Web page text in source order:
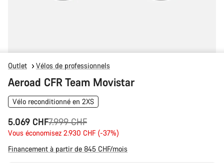
Outlet Vélos de professionnels
Aeroad CFR Team Movistar
Vélo reconditionné en 2XS
5.069 CHF
Prix
d’origine
7.999 CHF
Vous économisez 2.930 CHF (-37%)
Financement à partir de 845 CHF/mois